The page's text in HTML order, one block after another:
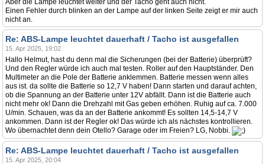
Aber die Lampe leuchtet weiter und der Tacho geht auch nicht.
Einen Fehler durch blinken an der Lampe auf der linken Seite zeigt er mir auch
nicht an.
Re: ABS-Lampe leuchtet dauerhaft / Tacho ist ausgefallen
15. Apr 2025, 19:02
Hallo Helmut, hast du denn mal die Sicherungen (bei der Batterie) überprüft?
Und den Regler würde ich auch mal testen. Roller auf den Hauptständer. Den
Multimeter an die Pole der Batterie anklemmen. Batterie messen wenn alles
aus ist. da sollte die Batterie so 12,7 V haben! Dann starten und darauf achten,
ob die Spannung an der Batterie unter 12V abfällt. Dann ist die Batterie auch
nicht mehr ok! Dann die Drehzahl mit Gas geben erhöhen. Ruhig auf ca. 7.000
U/min. Schauen, was da an der Batterie ankommt! Es sollten 14,5-14,7 V
ankommen. Dann ist der Regler ok! Das würde ich als nächstes kontrollieren.
Wo übernachtet denn dein Otello? Garage oder im Freien? LG, Nobbi.
Re: ABS-Lampe leuchtet dauerhaft / Tacho ist ausgefallen
15. Apr 2025, 20:04